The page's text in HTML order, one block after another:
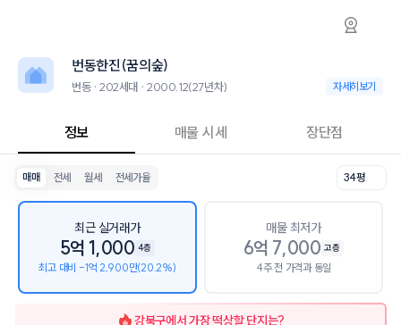
번동 번동한진(꿈의숲) 아파트 시세·실거래가
번동한진(꿈의숲)는 번동에 위치한 202세대 아파트로, 2000.12 입주
2026년 8월 9일 기준 23평형의 매매 시세는 4.4억, 전세는 3억입니
인근 학군으로는 서울오현초등학교가 있습니다.
최고 19층, 용적률 337%, 건폐율 28%의 단지입니다.
번동한진(꿈의숲)
번동한진(꿈의숲)
번동 · 202세대 · 2000.12(27년차) 번동 · 202세대
자세히보기
정보 매물 시세 장단점
매매 전세 월세 전세가율 34평
최근 실거래가
5억 1,000 4층
최고 대비 -1억 2,900만(20.2%)
매물 최저가
6억 7,000 고층
4주 전 가격과 동일
강북구에서 가장 떡상할 단지는?